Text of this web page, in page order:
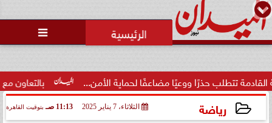

بالتعاون مع البنك حذرًا ووعيًا مضاعفًا لحماية الأمن...
رياضة الثلاثاء، 7 يناير 2025 11:13 صـ بتوقيت القاهرة